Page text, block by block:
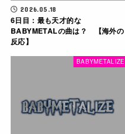
2026.05.18
6日目：最も天才的な
BABYMETALの曲は？ 【海外の
反応】
BABYMETALIZE